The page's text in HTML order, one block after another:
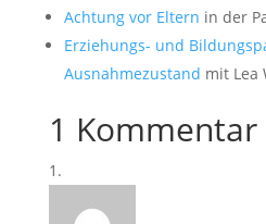
Achtung vor Eltern in der
Erziehungs- und
Ausnahmezustand mit Lea
1 Kommentar